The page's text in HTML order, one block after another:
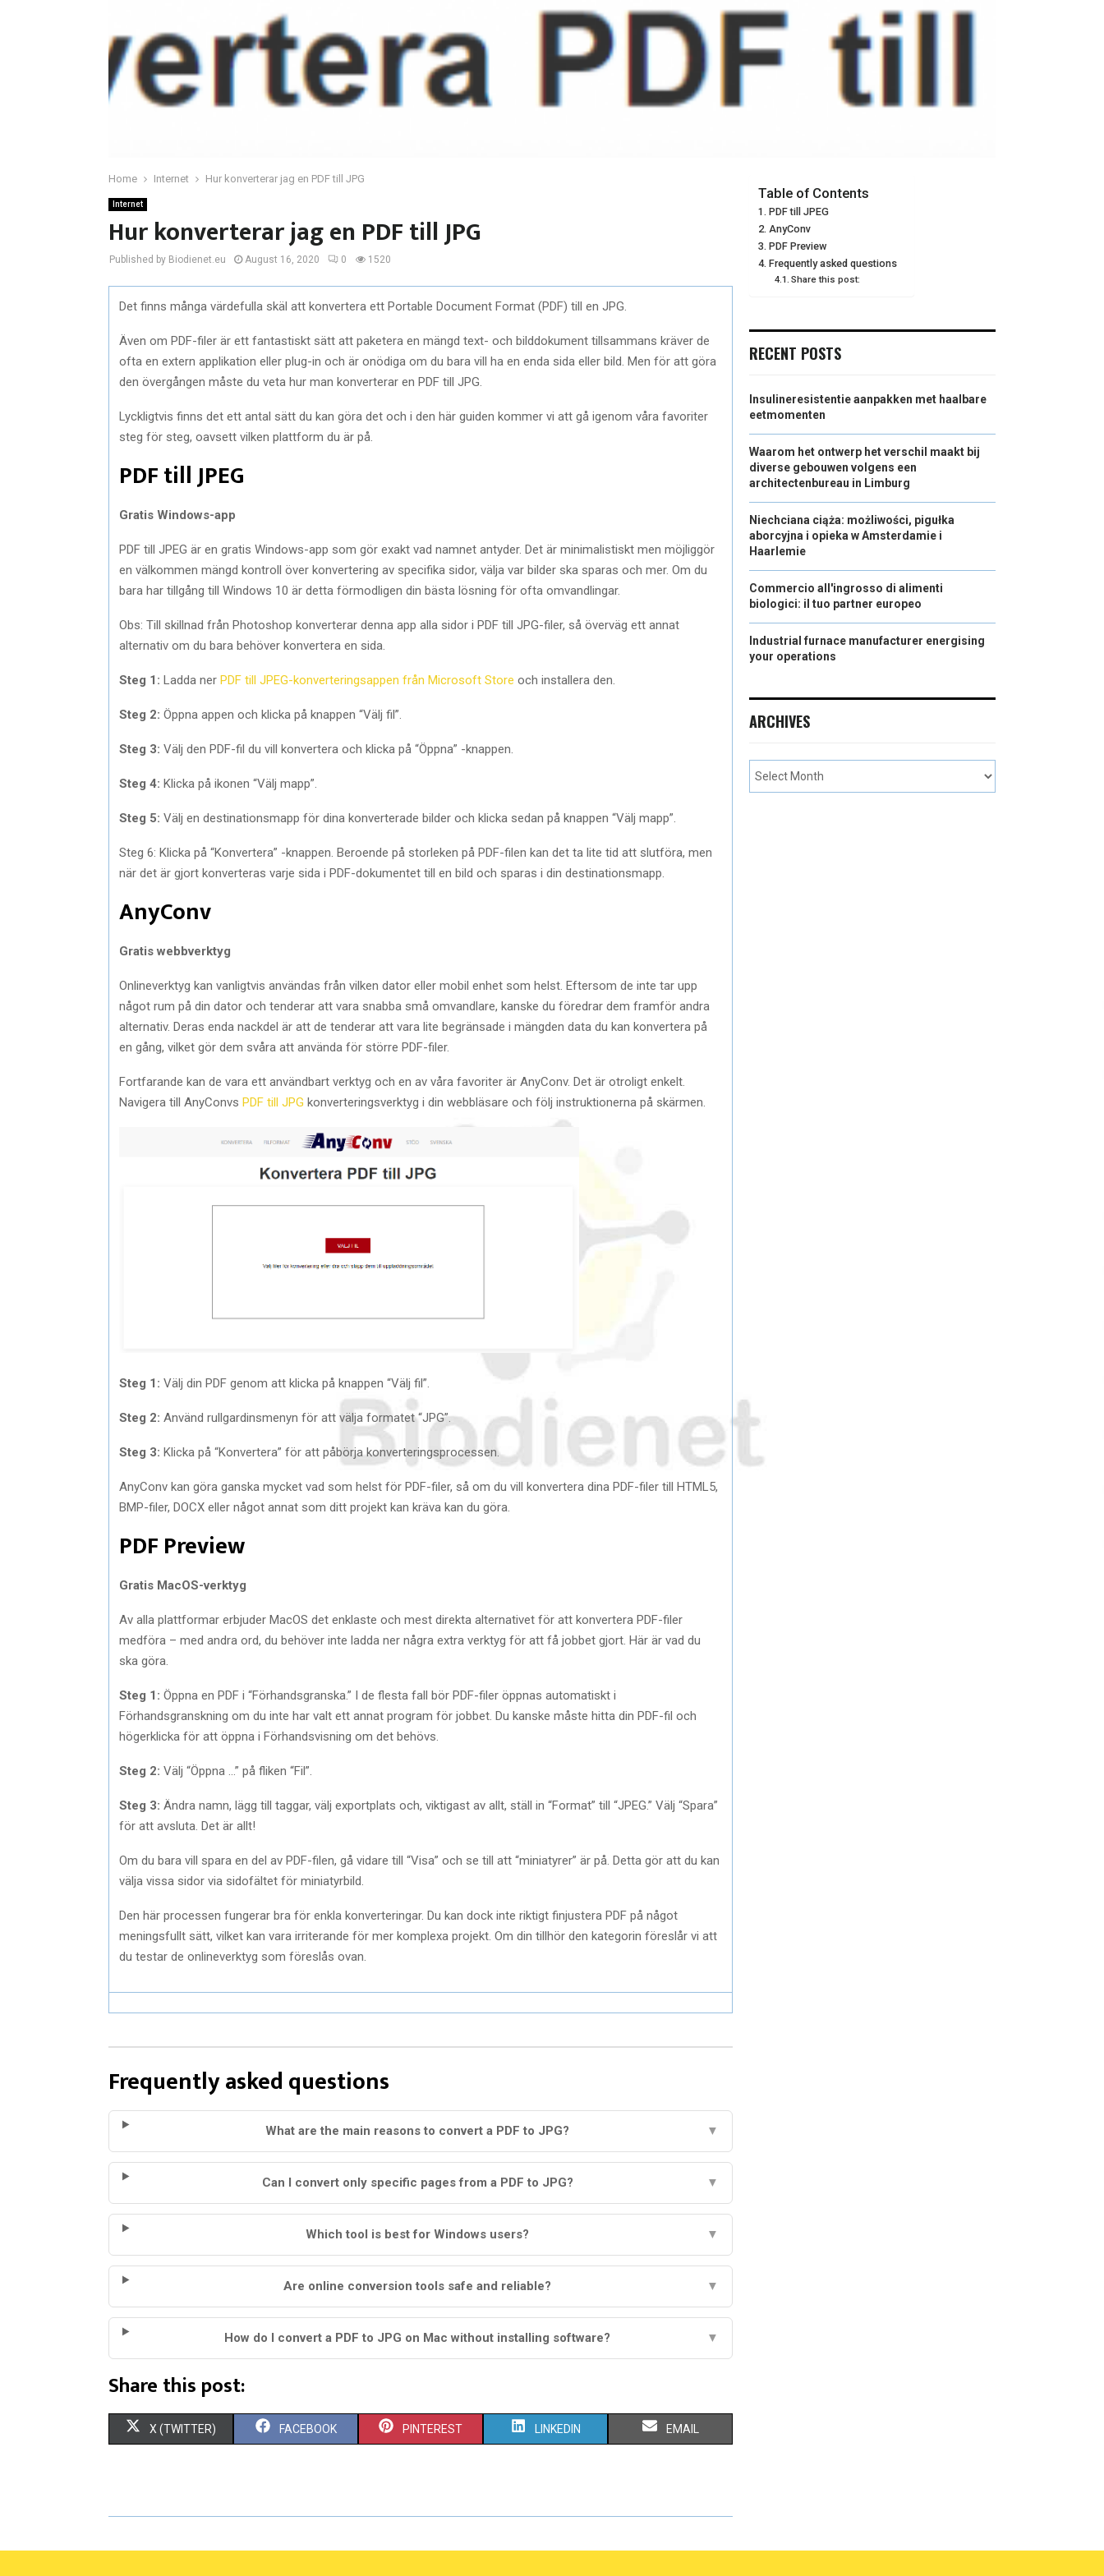
Home Internet Hur konverterar jag en PDF till JPG
Internet
Hur konverterar jag en PDF till JPG
Published by Biodienet.eu August 16, 2020 0 1520
Det finns många värdefulla skäl att konvertera ett Portable Document Format (PDF) till en JPG.
Även om PDF-filer är ett fantastiskt sätt att paketera en mängd text- och bilddokument tillsammans kräver de
ofta en extern applikation eller plug-in och är onödiga om du bara vill ha en enda sida eller bild. Men för att göra
den övergången måste du veta hur man konverterar en PDF till JPG.
Lyckligtvis finns det ett antal sätt du kan göra det och i den här guiden kommer vi att gå igenom våra favoriter
steg för steg, oavsett vilken plattform du är på.
PDF till JPEG
Gratis Windows-app
PDF till JPEG är en gratis Windows-app som gör exakt vad namnet antyder. Det är minimalistiskt men möjliggör
en välkommen mängd kontroll över konvertering av specifika sidor, välja var bilder ska sparas och mer. Om du
bara har tillgång till Windows 10 är detta förmodligen din bästa lösning för ofta omvandlingar.
Obs: Till skillnad från Photoshop konverterar denna app alla sidor i PDF till JPG-filer, så överväg ett annat
alternativ om du bara behöver konvertera en sida.
Steg 1: Ladda ner PDF till JPEG-konverteringsappen från Microsoft Store och installera den.
Steg 2: Öppna appen och klicka på knappen “Välj fil”.
Steg 3: Välj den PDF-fil du vill konvertera och klicka på “Öppna” -knappen.
Steg 4: Klicka på ikonen “Välj mapp”.
Steg 5: Välj en destinationsmapp för dina konverterade bilder och klicka sedan på knappen “Välj mapp”.
Steg 6: Klicka på “Konvertera” -knappen. Beroende på storleken på PDF-filen kan det ta lite tid att slutföra, men
när det är gjort konverteras varje sida i PDF-dokumentet till en bild och sparas i din destinationsmapp.
AnyConv
Gratis webbverktyg
Onlineverktyg kan vanligtvis användas från vilken dator eller mobil enhet som helst. Eftersom de inte tar upp
något rum på din dator och tenderar att vara snabba små omvandlare, kanske du föredrar dem framför andra
alternativ. Deras enda nackdel är att de tenderar att vara lite begränsade i mängden data du kan konvertera på
en gång, vilket gör dem svåra att använda för större PDF-filer.
Fortfarande kan de vara ett användbart verktyg och en av våra favoriter är AnyConv. Det är otroligt enkelt.
Navigera till AnyConvs PDF till JPG konverteringsverktyg i din webbläsare och följ instruktionerna på skärmen.
Steg 1: Välj din PDF genom att klicka på knappen “Välj fil”.
Steg 2: Använd rullgardinsmenyn för att välja formatet “JPG”.
Steg 3: Klicka på “Konvertera” för att påbörja konverteringsprocessen.
AnyConv kan göra ganska mycket vad som helst för PDF-filer, så om du vill konvertera dina PDF-filer till HTML5,
BMP-filer, DOCX eller något annat som ditt projekt kan kräva kan du göra.
PDF Preview
Gratis MacOS-verktyg
Av alla plattformar erbjuder MacOS det enklaste och mest direkta alternativet för att konvertera PDF-filer
medföra – med andra ord, du behöver inte ladda ner några extra verktyg för att få jobbet gjort. Här är vad du
ska göra.
Steg 1: Öppna en PDF i “Förhandsgranska.” I de flesta fall bör PDF-filer öppnas automatiskt i
Förhandsgranskning om du inte har valt ett annat program för jobbet. Du kanske måste hitta din PDF-fil och
högerklicka för att öppna i Förhandsvisning om det behövs.
Steg 2: Välj “Öppna …” på fliken “Fil”.
Steg 3: Ändra namn, lägg till taggar, välj exportplats och, viktigast av allt, ställ in “Format” till “JPEG.” Välj “Spara”
för att avsluta. Det är allt!
Om du bara vill spara en del av PDF-filen, gå vidare till “Visa” och se till att “miniatyrer” är på. Detta gör att du kan
välja vissa sidor via sidofältet för miniatyrbild.
Den här processen fungerar bra för enkla konverteringar. Du kan dock inte riktigt finjustera PDF på något
meningsfullt sätt, vilket kan vara irriterande för mer komplexa projekt. Om din tillhör den kategorin föreslår vi att
du testar de onlineverktyg som föreslås ovan.
Frequently asked questions
What are the main reasons to convert a PDF to JPG? ▼
Can I convert only specific pages from a PDF to JPG? ▼
Which tool is best for Windows users? ▼
Are online conversion tools safe and reliable? ▼
How do I convert a PDF to JPG on Mac without installing software? ▼
Share this post:
S
R
X (TWITTER) S
R
FACEBOOK S
R
PINTEREST S
R
LINKEDIN S
R
EMAIL
Table of Contents
PDF till JPEG
AnyConv
PDF Preview
Frequently asked questions
Share this post:
RECENT POSTS
Insulineresistentie aanpakken met haalbare
eetmomenten
Waarom het ontwerp het verschil maakt bij
diverse gebouwen volgens een
architectenbureau in Limburg
Niechciana ciąża: możliwości, pigułka
aborcyjna i opieka w Amsterdamie i
Haarlemie
Commercio all'ingrosso di alimenti
biologici: il tuo partner europeo
Industrial furnace manufacturer energising
your operations
ARCHIVES